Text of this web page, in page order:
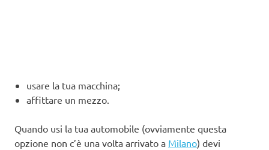
usare la tua macchina;
affittare un mezzo.
Quando usi la tua automobile (ovviamente questa
opzione non c’è una volta arrivato a Milano) devi